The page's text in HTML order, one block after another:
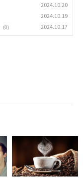
2024.10.20
2024.10.19
(0) 2024.10.17